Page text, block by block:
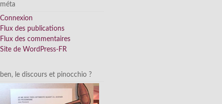
méta
Connexion
Flux des publications
Flux des commentaires
Site de WordPress-FR
ben, le discours et pinocchio ?